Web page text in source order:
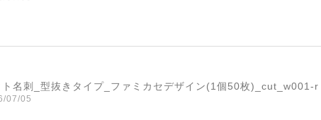
ト名刺_型抜きタイプ_ファミカセデザイン(1個50枚)_cut_w001-r
07/05